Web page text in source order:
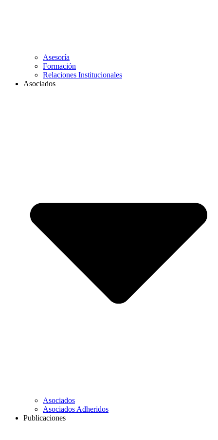
Asesoría
Formación
Relaciones Institucionales
Asociados
Asociados
Asociados Adheridos
Publicaciones